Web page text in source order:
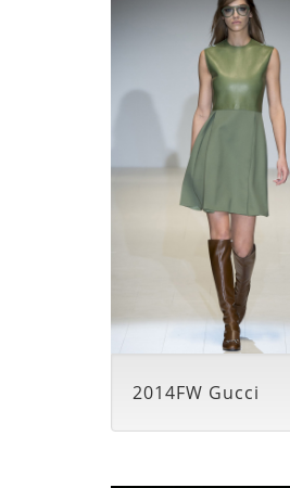
2014FW Gucci